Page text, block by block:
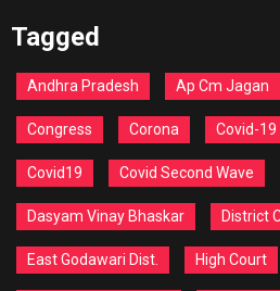
Tagged
Andhra Pradesh Ap Cm Jagan
Congress Corona Covid-19
Covid19 Covid Second Wave
Dasyam Vinay Bhaskar District
East Godawari Dist. High Court